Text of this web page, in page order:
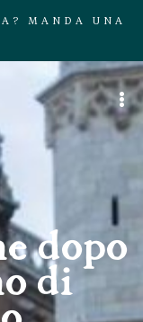
MANDA UNA
dopo
di